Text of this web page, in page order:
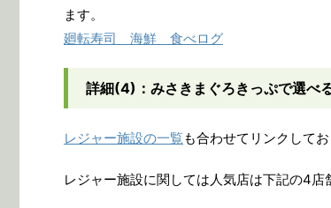
ます。
廻転寿司 海鮮 食べログ
詳細(4)：みさきまぐろきっぷで選べ
レジャー施設の一覧も合わせてリンクしてお
レジャー施設に関しては人気店は下記の4店